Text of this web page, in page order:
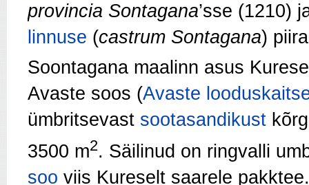
provincia Sontagana’sse (1210)
linnuse (castrum Sontagana)
Soontagana maalinn asus
Avaste soos (Avaste
ümbritsevast sootasandikust
3500 m2. Säilinud on ringvalli
soo viis Kureselt saarele